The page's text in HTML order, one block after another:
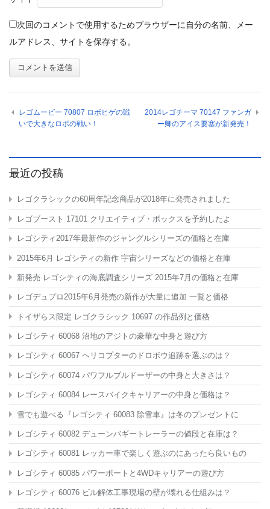
次回のコメントで使用するためブラウザーに自分の名前、メー
ルアドレス、サイトを保存する。
レゴムービー 70807 ロボヒゲの戦
いで大きなロボの戦い！
2014レゴチーマ 70147 ファンガ
ー卿のアイス要塞が新発売！
最近の投稿
レゴクラシックの60周年記念商品が2018年に発売されました
レゴブースト 17101 クリエイティブ・ボックスを予約したよ
レゴシティ2017年最新作のジャングルシリーズの価格と在庫
2015年6月 レゴシティの新作 宇宙シリーズなどの価格と在庫
新発売 レゴシティの海底調査シリーズ 2015年7月の価格と在庫
レゴデュプロ2015年6月発売の新作が大量に追加 一覧と価格
トイザらス限定 レゴクラシック 10697 の作品例と価格
レゴシティ 60068 沼地のアジトの豪華な中身と遊び方
レゴシティ 60067 ヘリコプターのドロボウ追跡を選ぶのは？
レゴシティ 60074 パワフルブルドーザーの中身と大きさは？
レゴシティ 60084 レースバイクキャリアーの中身と価格は？
雪でも遊べる『レゴシティ 60083 除雪車』は冬のプレゼントに
レゴシティ 60082 デューンバギートレーラーの値段と在庫は？
レゴシティ 60081 レッカー車で楽しく遊ぶのにあったら良いもの
レゴシティ 60085 パワーボートと4WDキャリアーの遊び方
レゴシティ 60076 ビル解体工事現場の壁が壊れる仕組みは？